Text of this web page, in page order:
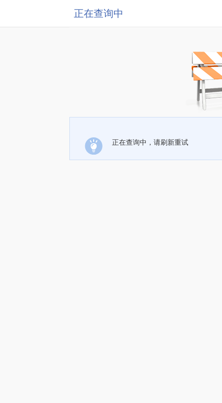
正在查询中
正在查询中，请刷新重试